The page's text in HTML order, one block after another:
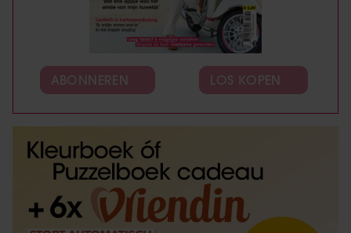
ABONNEREN LOS KOPEN